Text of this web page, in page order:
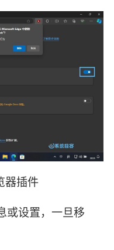
器插件
或设置，一旦移